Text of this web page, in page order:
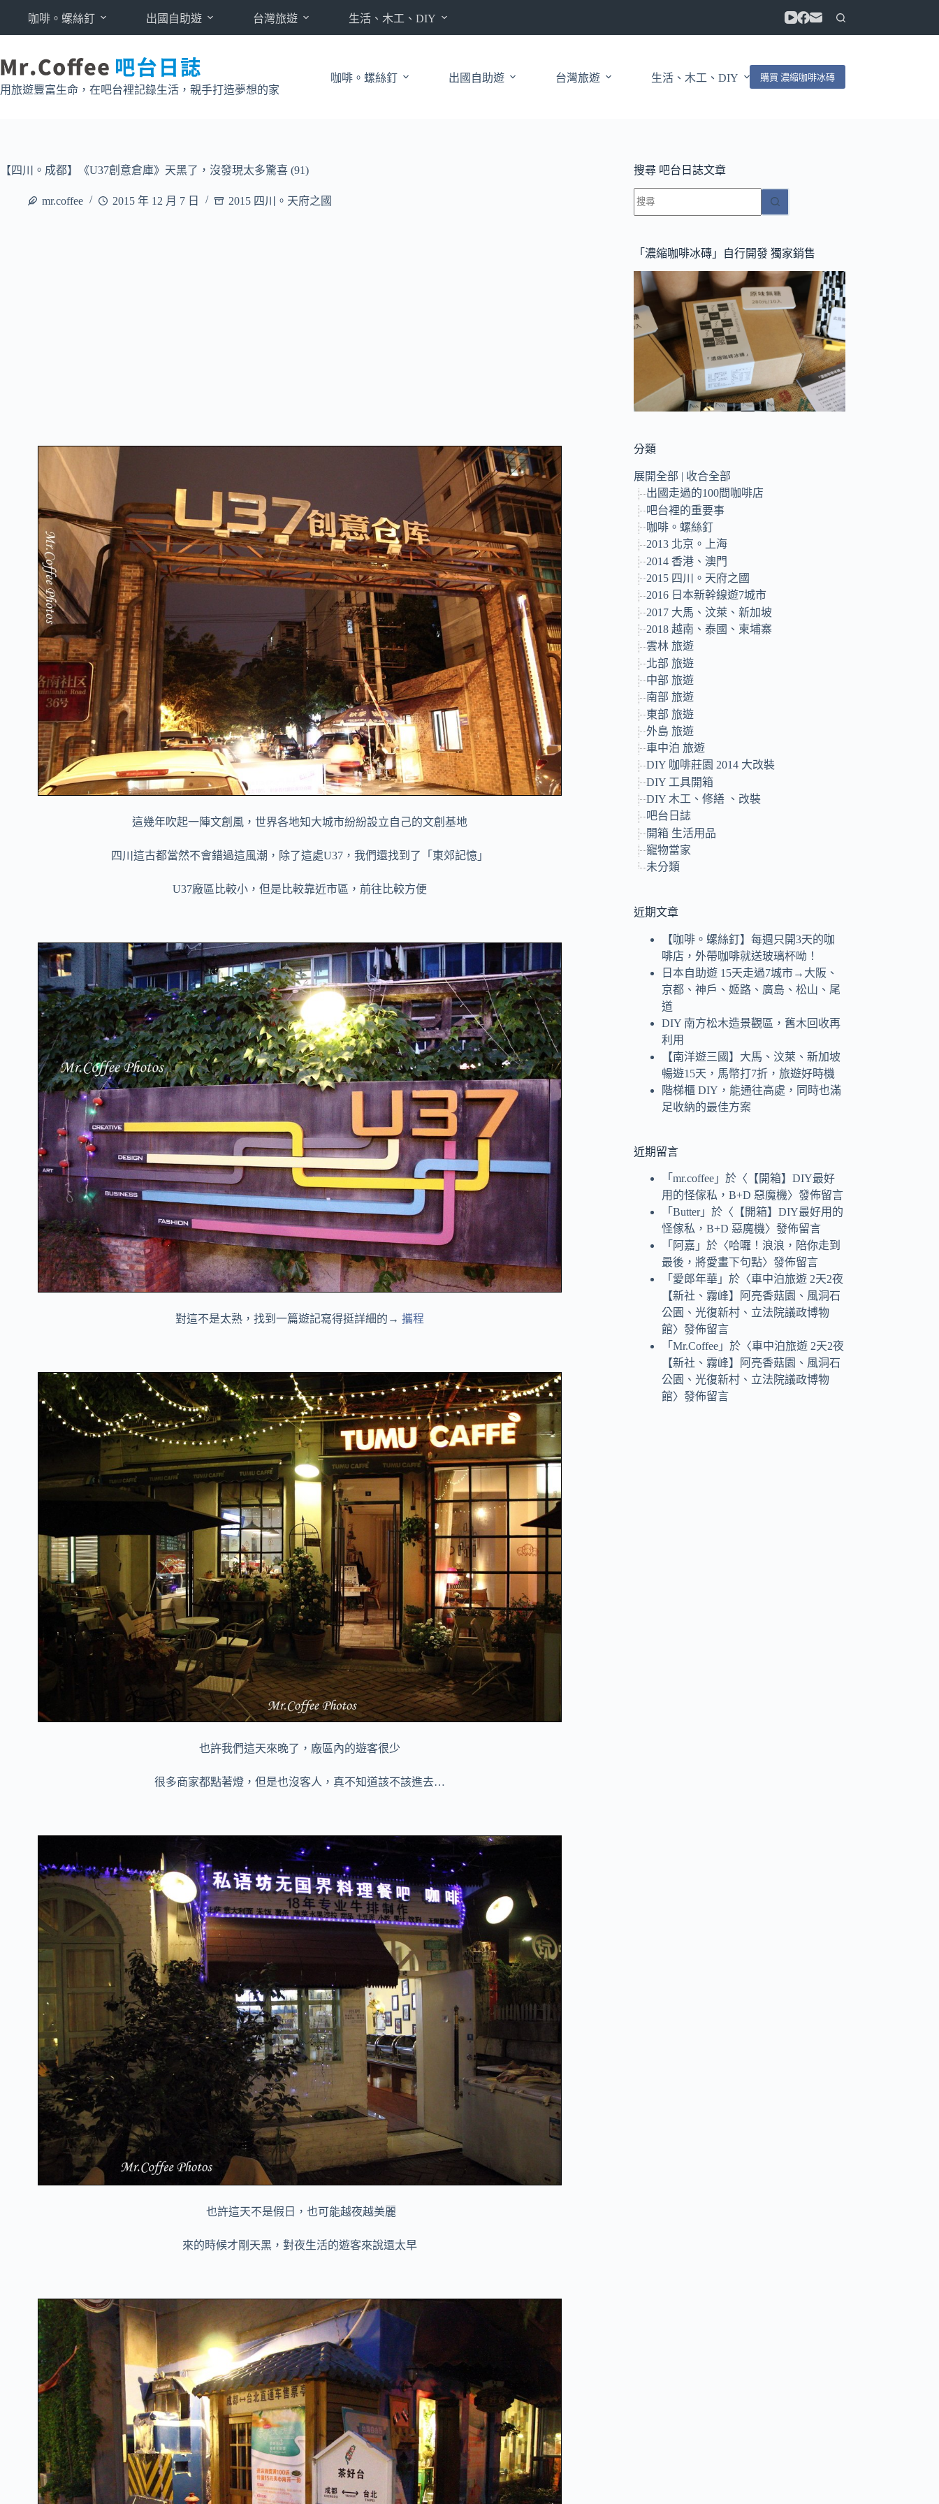
要
內
容
咖啡。螺絲釘 出國自助遊 台灣旅遊 生活、木工、DIY
用旅遊豐富生命，在吧台裡記錄生活，親手打造夢想的家
咖啡。螺絲釘 出國自助遊 台灣旅遊 生活、木工、DIY 購買 濃縮咖啡冰磚
【四川。成都】《U37創意倉庫》天黑了，沒發現太多驚喜 (91)
mr.coffee 2015 年 12 月 7 日 2015 四川。天府之國
這幾年吹起一陣文創風，世界各地知大城市紛紛設立自己的文創基地
四川這古都當然不會錯過這風潮，除了這處U37，我們還找到了「東郊記憶」
U37廠區比較小，但是比較靠近市區，前往比較方便
對這不是太熟，找到一篇遊記寫得挺詳細的→攜程
也許我們這天來晚了，廠區內的遊客很少
很多商家都點著燈，但是也沒客人，真不知道該不該進去…
也許這天不是假日，也可能越夜越美麗
來的時候才剛天黑，對夜生活的遊客來說還太早
搜尋 吧台日誌文章
找
不
符
條
件
的
結
「濃縮咖啡冰磚」自行開發 獨家銷售
分類
展開全部 | 收合全部
出國走過的100間咖啡店
吧台裡的重要事
咖啡。螺絲釘
2013 北京。上海
2014 香港、澳門
2015 四川。天府之國
2016 日本新幹線遊7城市
2017 大馬、汶萊、新加坡
2018 越南、泰國、柬埔寨
雲林 旅遊
北部 旅遊
中部 旅遊
南部 旅遊
東部 旅遊
外島 旅遊
車中泊 旅遊
DIY 咖啡莊園 2014 大改裝
DIY 工具開箱
DIY 木工、修繕 、改裝
吧台日誌
開箱 生活用品
寵物當家
未分類
近期文章
【咖啡。螺絲釘】每週只開3天的咖
啡店，外帶咖啡就送玻璃杯呦！
日本自助遊 15天走過7城市→大阪、
京都、神戶、姬路、廣島、松山、尾
道
DIY 南方松木造景觀區，舊木回收再
利用
【南洋遊三國】大馬、汶萊、新加坡
暢遊15天，馬幣打7折，旅遊好時機
階梯櫃 DIY，能通往高處，同時也滿
足收納的最佳方案
近期留言
「mr.coffee 」於〈 【開箱】DIY最好
用的怪傢私，B+D 惡魔機〉發佈留言
「Butter」於〈 【開箱】DIY最好用的
怪傢私，B+D 惡魔機〉發佈留言
「 阿嘉 」於〈哈囉！浪浪，陪你走到
最後，將愛畫下句點〉發佈留言
「 愛郎年華 」於〈車中泊旅遊 2天2夜
【新社、霧峰】阿亮香菇園、風洞石
公園、光復新村、立法院議政博物
館〉發佈留言
「Mr.Coffee 」於〈車中泊旅遊 2天2夜
【新社、霧峰】阿亮香菇園、風洞石
公園、光復新村、立法院議政博物
館〉發佈留言